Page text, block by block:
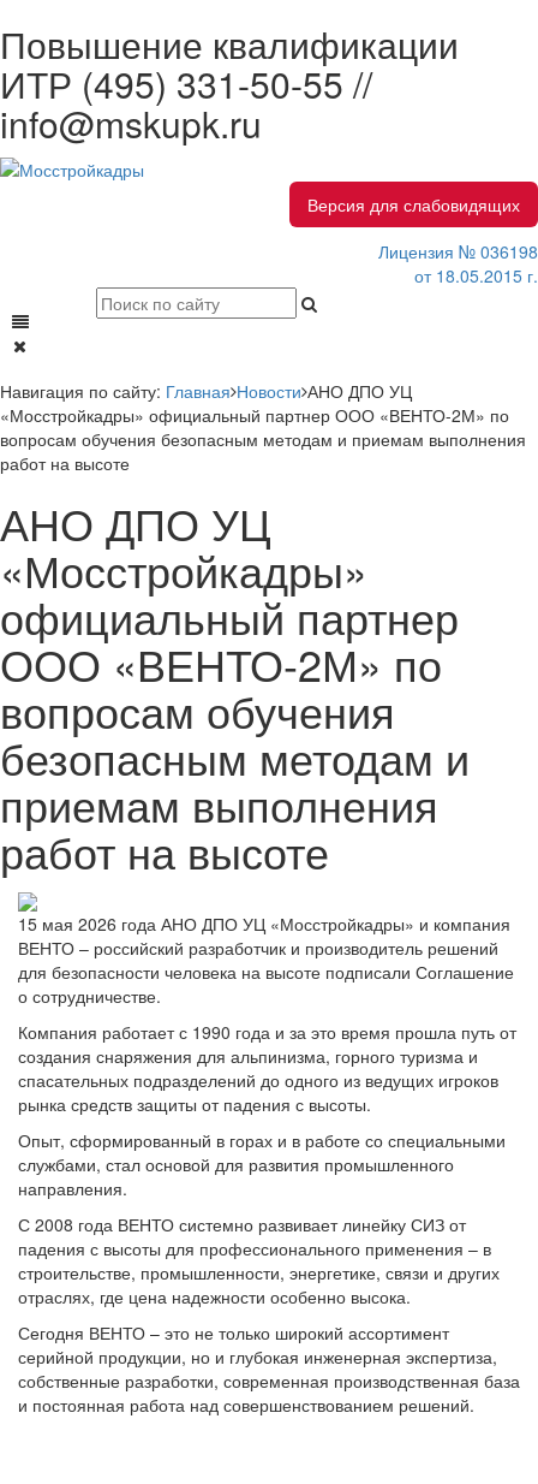
Повышение квалификации
ИТР (495) 331-50-55 //
info@mskupk.ru
Версия для слабовидящих
Лицензия № 036198
от 18.05.2015 г.
Навигация по сайту: Главная Новости АНО ДПО УЦ
«Мосстройкадры» официальный партнер ООО «ВЕНТО-2М» по
вопросам обучения безопасным методам и приемам выполнения
работ на высоте
АНО ДПО УЦ
«Мосстройкадры»
официальный партнер
ООО «ВЕНТО-2М» по
вопросам обучения
безопасным методам и
приемам выполнения
работ на высоте
15 мая 2026 года АНО ДПО УЦ «Мосстройкадры» и компания
ВЕНТО – российский разработчик и производитель решений
для безопасности человека на высоте подписали Соглашение
о сотрудничестве.
Компания работает с 1990 года и за это время прошла путь от
создания снаряжения для альпинизма, горного туризма и
спасательных подразделений до одного из ведущих игроков
рынка средств защиты от падения с высоты.
Опыт, сформированный в горах и в работе со специальными
службами, стал основой для развития промышленного
направления.
С 2008 года ВЕНТО системно развивает линейку СИЗ от
падения с высоты для профессионального применения – в
строительстве, промышленности, энергетике, связи и других
отраслях, где цена надежности особенно высока.
Сегодня ВЕНТО – это не только широкий ассортимент
серийной продукции, но и глубокая инженерная экспертиза,
собственные разработки, современная производственная база
и постоянная работа над совершенствованием решений.